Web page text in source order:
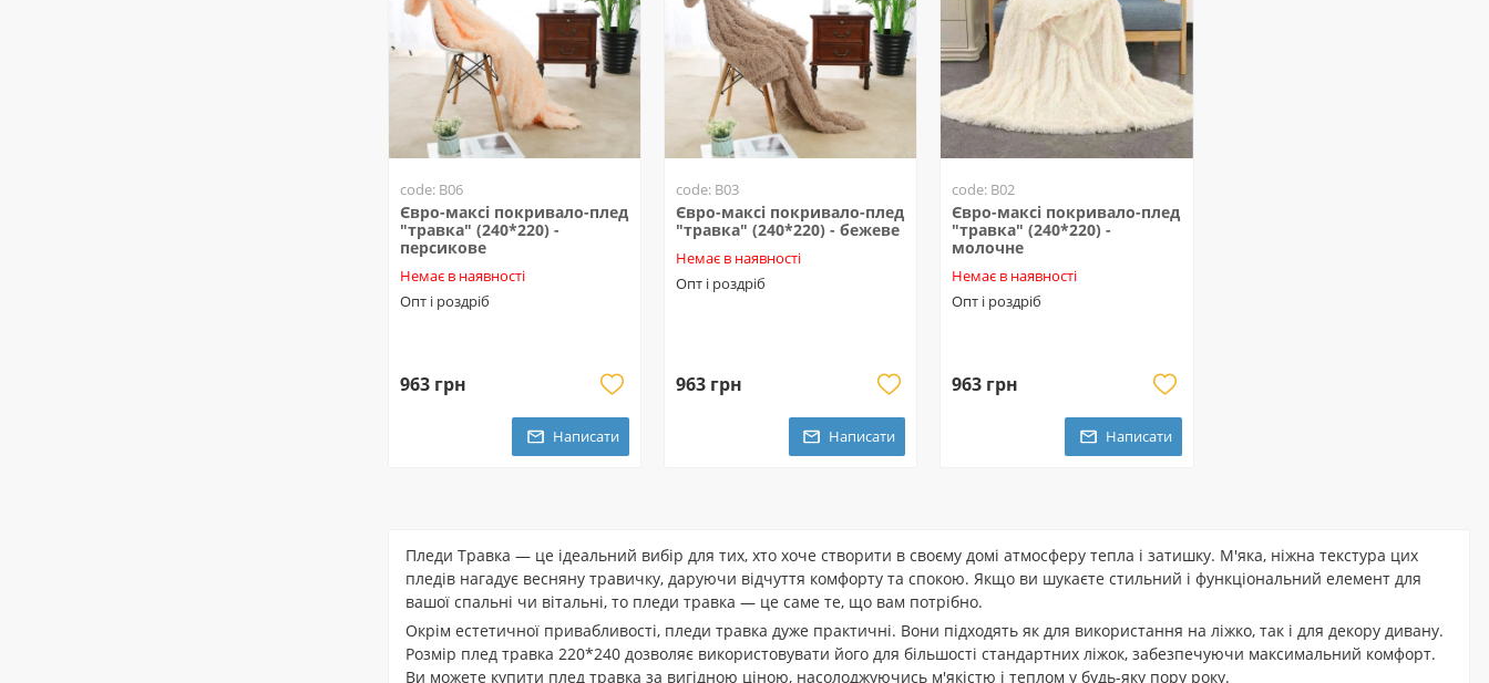
code: B06
Євро-максі покривало-плед
"травка" (240*220) -
персикове
Немає в наявності
Опт і роздріб
963 грн
Написати
code: B03
Євро-максі покривало-плед
"травка" (240*220) - бежеве
Немає в наявності
Опт і роздріб
963 грн
Написати
code: B02
Євро-максі покривало-плед
"травка" (240*220) -
молочне
Немає в наявності
Опт і роздріб
963 грн
Написати
Пледи Травка — це ідеальний вибір для тих, хто хоче створити в своєму домі атмосферу тепла і затишку. М'яка, ніжна текстура цих
пледів нагадує весняну травичку, даруючи відчуття комфорту та спокою. Якщо ви шукаєте стильний і функціональний елемент для
вашої спальні чи вітальні, то пледи травка — це саме те, що вам потрібно.
Окрім естетичної привабливості, пледи травка дуже практичні. Вони підходять як для використання на ліжко, так і для декору дивану.
Розмір плед травка 220*240 дозволяє використовувати його для більшості стандартних ліжок, забезпечуючи максимальний комфорт.
Ви можете купити плед травка за вигідною ціною, насолоджуючись м'якістю і теплом у будь-яку пору року.